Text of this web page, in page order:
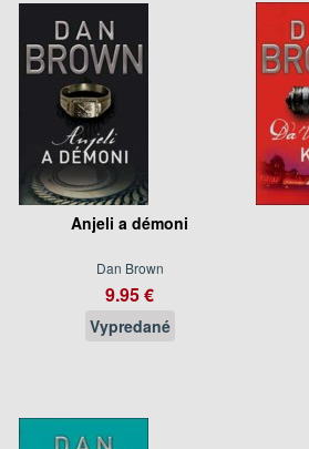
Anjeli a démoni
Dan Brown
9.95 €
Vypredané